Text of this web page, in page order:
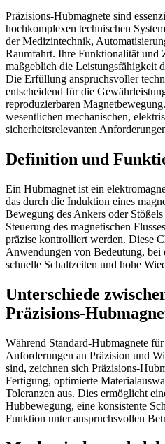
Präzisions-Hubmagnete sind
hochkomplexen technischen
der Medizintechnik,
Raumfahrt. Ihre Funktionalität und
maßgeblich die Leistungsfähigkeit
Die Erfüllung anspruchsvoller
entscheidend für die
reproduzierbaren
wesentlichen mechanischen,
sicherheitsrelevanten
Definition und
Ein Hubmagnet ist ein
das durch die Induktion eines
Bewegung des Ankers oder
Steuerung des magnetischen
präzise kontrolliert werden. Diese
Anwendungen von Bedeutung, bei
schnelle Schaltzeiten und hohe
Unterschiede
Präzisions-
Während Standard-Hubmagnete
Anforderungen an Präzision und
sind, zeichnen sich Präzisions-
Fertigung, optimierte
Toleranzen aus. Dies ermöglicht
Hubbewegung, eine konsistente
Funktion unter anspruchsvollen